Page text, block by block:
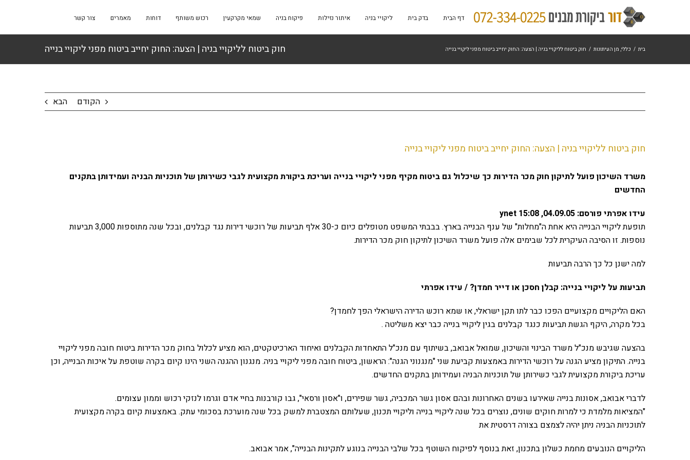
דף הבית בדק בית ליקויי בניה איתור נזילות פיקוח בניה שמאי מקרקעין רכוש משותף דוחות מאמרים צור קשר
חוק ביטוח לליקויי בניה | הצעה: החוק יחייב ביטוח מפני ליקויי בנייה בית / כללי, מן העיתונות / חוק ביטוח לליקויי בניה | הצעה: החוק יחייב ביטוח מפני ליקויי בנייה
הקודם הבא
חוק ביטוח לליקויי בניה | הצעה: החוק יחייב ביטוח מפני ליקויי בנייה
משרד השיכון פועל לתיקון חוק מכר הדירות כך שיכלול גם ביטוח מקיף מפני ליקויי בנייה ועריכת ביקורת מקצועית לגבי כשירותן של תוכניות הבניה ועמידותן בתקנים
החדשים
עידו אפרתי פורסם: 04.09.05, 15:08 ynet
תופעת ליקויי הבנייה היא אחת ה"מחלות" של ענף הבנייה בארץ. בבבתי המשפט מטופלים כיום כ-30 אלף תביעות של רוכשי דירות נגד קבלנים, ובכל שנה מתוספות 3,000 תביעות
נוספות. זו הסיבה העיקרית לכל שבימים אלה פועל משרד השיכון לתיקון חוק מכר הדירות.
למה ישנן כל כך הרבה תביעות
תביעות על ליקויי בנייה: קבלן חסכן או דייר חמדן? / עידו אפרתי
האם הליקויים מקצועיים הפכו כבר לתו תקן ישראלי, או שמא רוכש הדירה הישראלי הפך לחמדן?
בכל מקרה, היקף הגשת תביעות כנגד קבלנים בגין ליקויי בנייה כבר יצא משליטה .
בהצעה שגיבש מנכ"ל משרד הבינוי והשיכון, שמואל אבואב, בשיתוף עם מנכ"ל התאחדות הקבלנים ואיחוד הארכיטקטים, הוא מציע לכלול בחוק מכר הדירות ביטוח חובה מפני ליקויי
בנייה. התיקון מציע הגנה על רוכשי הדירות באמצעות קביעת שני "מנגנוני הגנה": הראשון, ביטוח חובה מפני ליקויי בניה. מנגנון ההגנה השני הינו קיום בקרה שוטפת על איכות הבנייה, וכן
עריכת ביקורת מקצועית לגבי כשירותן של תוכניות הבניה ועמידותן בתקנים החדשים.
לדברי אבואב, אסונות בנייה שאירעו בשנים האחרונות ובהם אסון גשר המכביה, גשר שפירים, ו"אסון ורסאי", גבו קורבנות בחיי אדם וגרמו לנזקי רכוש וממון עצומים.
"המציאות מלמדת כי למרות חוקים שונים, נוצרים בכל שנה ליקויי בנייה וליקויי תכנון, שעלותם המצטברת למשק בכל שנה מוערכת בסכומי עתק. באמצעות קיום בקרה מקצועית
לתוכניות הבניה ניתן יהיה לצמצם בצורה דרסטית את
הליקויים הנובעים מחמת כשלון בתכנון, זאת בנוסף לפיקוח השוטף בכל שלבי הבנייה בנוגע לתקינות הבנייה", אמר אבואב.